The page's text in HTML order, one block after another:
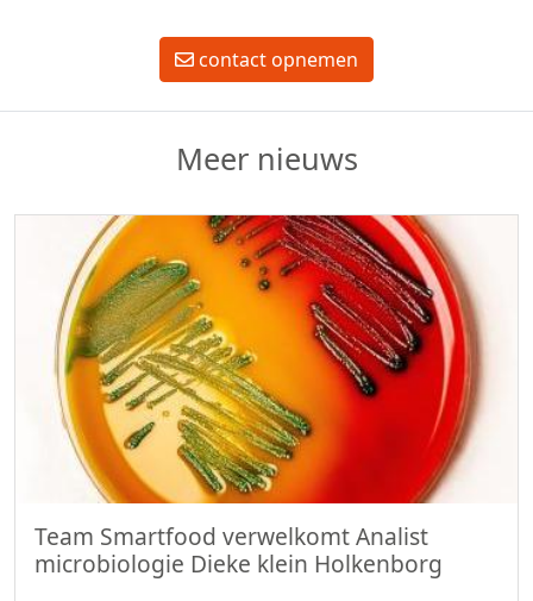
contact opnemen
Meer nieuws
Team Smartfood verwelkomt Analist
microbiologie Dieke klein Holkenborg